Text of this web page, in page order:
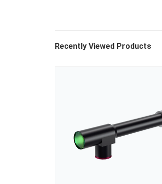
Recently Viewed Products